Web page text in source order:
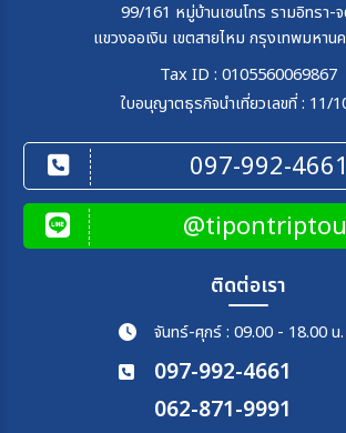
99/161 หมู่บ้านเซนโทร รามอิทรา-
แขวงออเงิน เขตสายไหม กรุงเทพมหาน
Tax ID : 0105560069867
ใบอนุญาตธุรกิจนำเที่ยวเลขที่ : 11/
097-992-4661
ติดต่อเรา
จันทร์-ศุกร์ : 09.00 - 18.00 น.
097-992-4661
062-871-9991